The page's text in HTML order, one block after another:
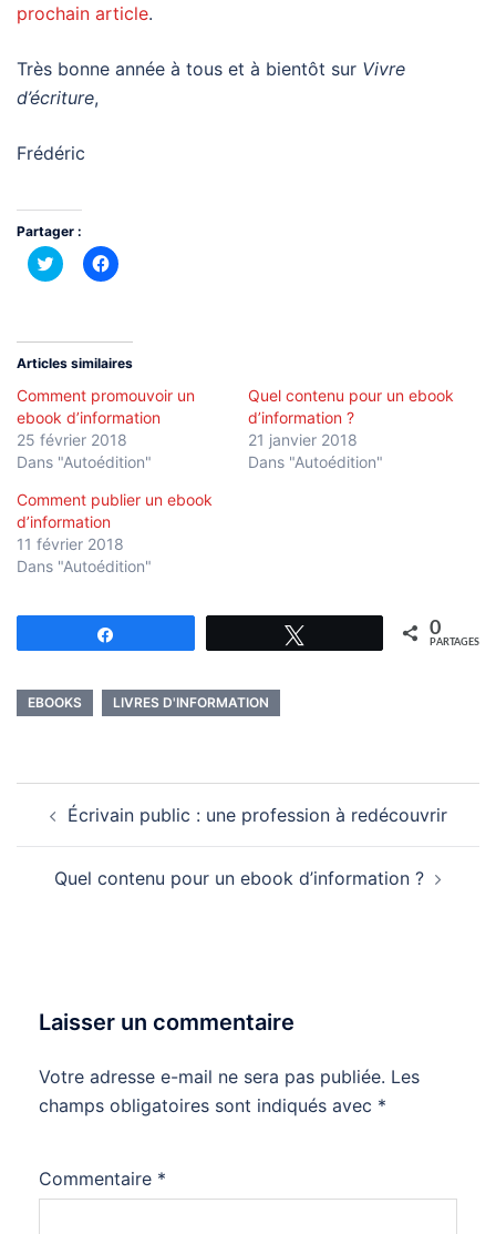
prochain article.
Très bonne année à tous et à bientôt sur Vivre
d’écriture,
Frédéric
Partager :
Cliquez
pour
une
nouvelle
fenêtre)
Cliquez
pour
une
nouvelle
fenêtre)
Articles similaires
Comment promouvoir un
ebook d’information
25 février 2018
Dans "Autoédition"
Quel contenu pour un ebook
d’information ?
21 janvier 2018
Dans "Autoédition"
Comment publier un ebook
d’information
11 février 2018
Dans "Autoédition"
0
PARTAGES
EBOOKS LIVRES D'INFORMATION
Navigation
d’article
Écrivain public : une profession à redécouvrir
Quel contenu pour un ebook d’information ?
Laisser un commentaire
Votre adresse e-mail ne sera pas publiée. Les
champs obligatoires sont indiqués avec *
Commentaire *